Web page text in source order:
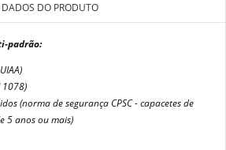
DADOS DO PRODUTO
padrão:
1078)
(norma de segurança CPSC - capacetes de
5 anos ou mais)